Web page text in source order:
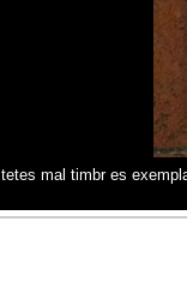
tetes mal timbr es